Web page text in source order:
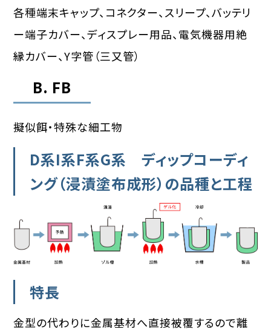
各種端末キャップ、コネクター、スリープ、バッテリ
ー端子カバー、ディスプレー用品、電気機器用絶
縁カバー、Y字管（三又管）
B. FB
擬似餌・特殊な細工物
D系I系F系G系 ディップコーディ
ング（浸漬塗布成形）の品種と工程
特長
金型の代わりに金属基材へ直接被覆するので離